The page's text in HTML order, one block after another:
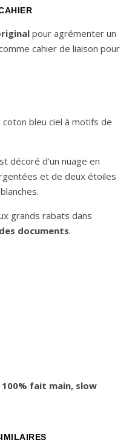
pour agrémenter un
cahier de liaison pour
coton bleu ciel à motifs de
décoré d’un nuage en
et de deux étoiles
grands rabats dans
documents.
fait main, slow